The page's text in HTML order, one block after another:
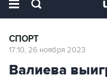
СПОРТ
17:10, 26 ноября 2023
Валиева